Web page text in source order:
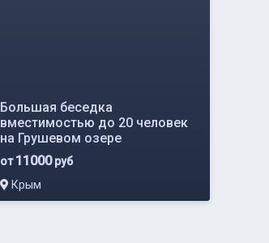
Большая беседка
вместимостью до 20 человек
на Грушевом озере
от11000руб
Крым